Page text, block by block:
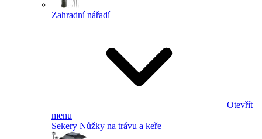
Zahradní nářadí
Otevřít
menu
Sekery Nůžky na trávu a keře